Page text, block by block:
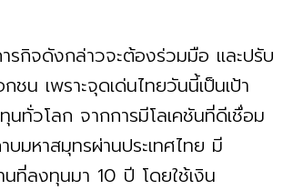
รกิจดังกล่าวจะต้องร่วมมือ และปรับ
ชน เพราะจุดเด่นไทยวันนี้เป็นเป้า
ทั่วโลก จากการมีโลเคชันที่ดีเชื่อม
บมหาสมุทรผ่านประเทศไทย มี
ที่ลงทุนมา 10 ปี โดยใช้เงิน